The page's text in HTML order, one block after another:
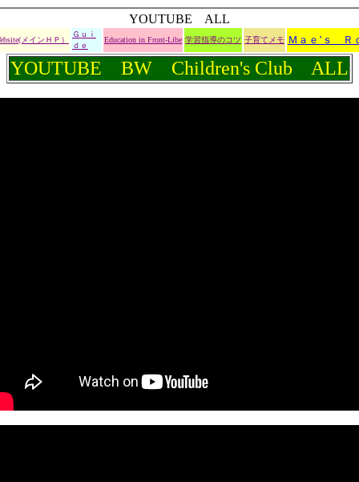
YOUTUBE ALL
メインＨＰ）
Ｇｕｉ
ｄｅ
Education in Front-Libe 学習指導のコツ 子育てメモ Ｍａｅ’ｓ Ｒ
YOUTUBE BW Children's Club ALL